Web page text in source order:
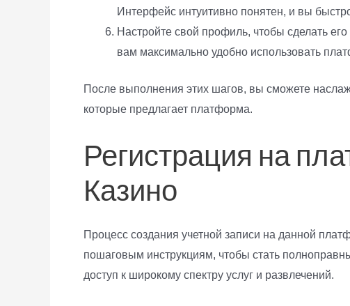
Интерфейс интуитивно понятен, и вы
Настройте свой профиль, чтобы сделать
вам максимально удобно использовать
После выполнения этих шагов, вы сможете
которые предлагает платформа.
Регистрация на
Казино
Процесс создания учетной записи на данной
пошаговым инструкциям, чтобы стать
доступ к широкому спектру услуг и развлечений.